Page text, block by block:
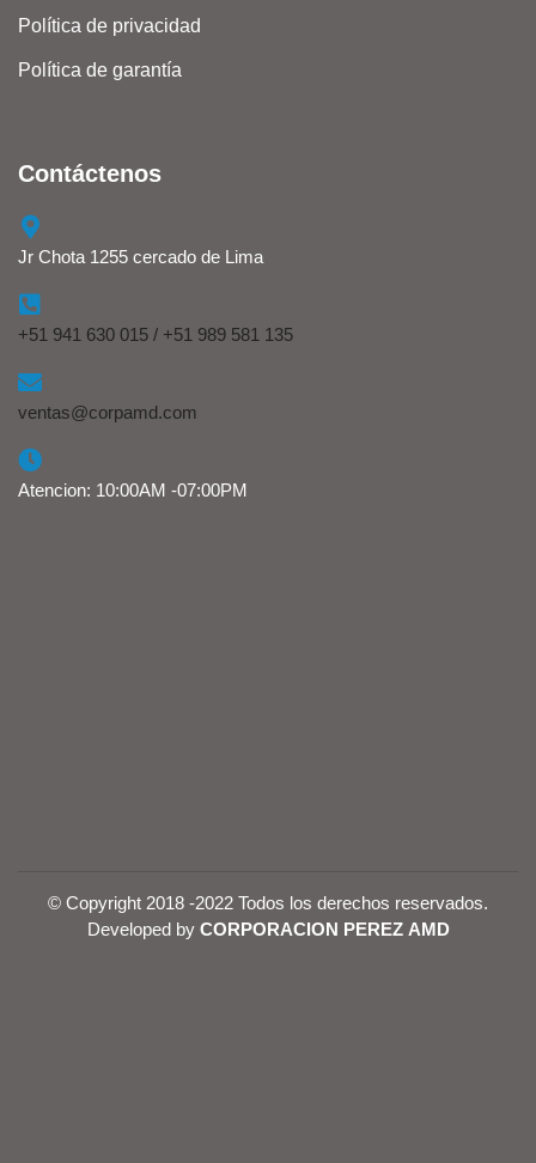
Política de privacidad
Política de garantía
Contáctenos
Jr Chota 1255 cercado de Lima
+51 941 630 015 / +51 989 581 135
ventas@corpamd.com
Atencion: 10:00AM -07:00PM
© Copyright 2018 -2022 Todos los derechos reservados.
Developed by CORPORACION PEREZ AMD